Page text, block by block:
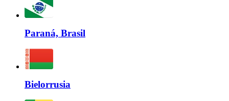
Paraná, Brasil
Bielorrusia